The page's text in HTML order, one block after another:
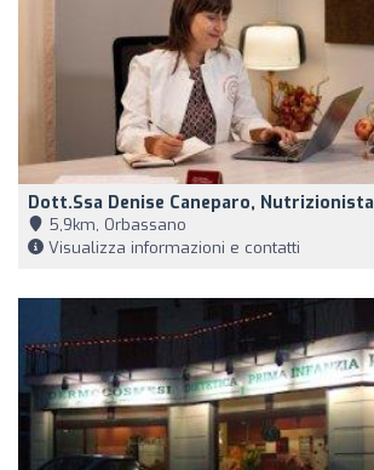
Dott.ssa Denise Caneparo, Nutrizionista
5,9km, Orbassano
Visualizza informazioni e contatti